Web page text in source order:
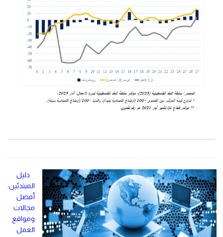
دليل
المبتدئين:
أفضل
مجالات
ومواقع
العمل